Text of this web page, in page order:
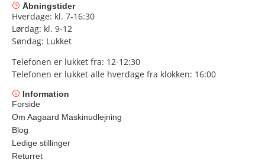
Åbningstider
Hverdage: kl. 7-16:30
Lørdag: kl. 9-12
Søndag: Lukket
Telefonen er lukket fra: 12-12:30
Telefonen er lukket alle hverdage fra klokken: 16:00
Information
Forside
Om Aagaard Maskinudlejning
Blog
Ledige stillinger
Returret